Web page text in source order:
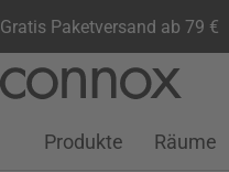
Gratis Paketversand ab 79 €
Kundenkonto
Wunschliste
Warenkorb
Produkte Räume